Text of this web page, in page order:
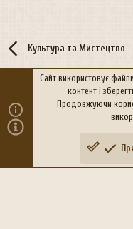
Культура та Мистецтво
Community platform by XenForo
xen-foro.com.ua
Сайт використовує
контент і
Продовжуючи